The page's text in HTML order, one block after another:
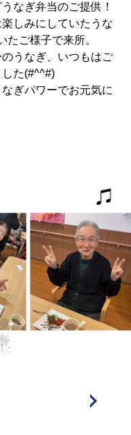
なぎ弁当のご提供！
しみにしていたうな
たご様子で来所。
うなぎ、いつもはご
た(#^^#)
ぎパワーでお元気に